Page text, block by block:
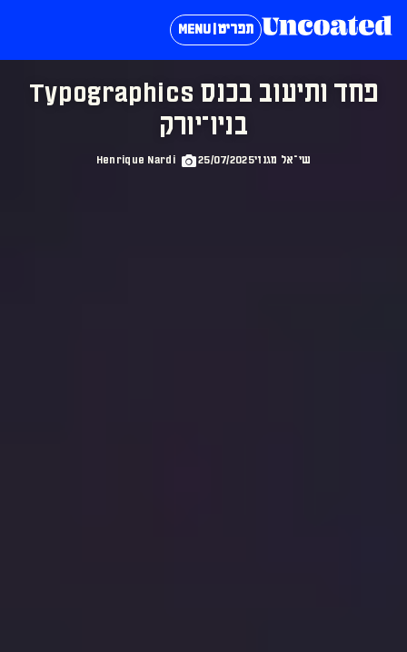
תפריט | MENU
פחד ותיעוב בכנס Typographics
בניו־יורק
שי־אל מגנזי25/07/2025
Henrique Nardi